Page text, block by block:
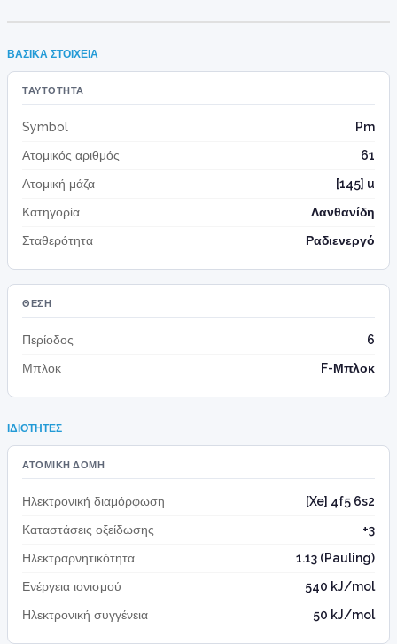
ΒΑΣΙΚΆ ΣΤΟΙΧΕΊΑ
ΤΑΥΤΌΤΗΤΑ
Symbol
Pm
Ατομικός αριθμός
61
Ατομική μάζα
[145] u
Κατηγορία
Λανθανίδη
Σταθερότητα
Ραδιενεργό
ΘΈΣΗ
Περίοδος
6
Μπλοκ
F-Μπλοκ
ΙΔΙΌΤΗΤΕΣ
ΑΤΟΜΙΚΉ ΔΟΜΉ
Ηλεκτρονική διαμόρφωση
[Xe] 4f5 6s2
Καταστάσεις οξείδωσης
+3
Ηλεκτραρνητικότητα
1.13 (Pauling)
Ενέργεια ιονισμού
540 kJ/mol
Ηλεκτρονική συγγένεια
50 kJ/mol